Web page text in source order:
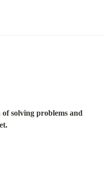
solving problems and